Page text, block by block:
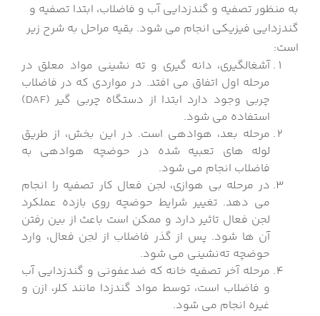
به منظور تصفیه و گندزدایی آب و فاضلاب، ابتدا تصفیه و
گندزدایی فیزیکی انجام می شود. بقیه مراحل به شرح زیر
است:
آشغالگیری، دانه گیری و ته نشینی مواد معلق در
مرحله اول اتفاق می افتد. در مواردی که در فاضلاب
چربی وجود دارد ابتدا از دستگاه چربی گیر (DAF)
استفاده می شود.
مرحله بعد، هوادهی است. در این بخش، از طریق
لوله های تعبیه شده در حوضچه هوادهی به
فاضلاب انجام می شود.
در مرحله بی هوازی، لجن فعال کار تصفیه را انجام
می دهد. تغییر شرایط حوضچه روی بازده عملکرد
لجن فعال تاثیر دارد و ممکن است باعث از بین رفتن
آن ها شود. پس از گذر فاضلاب از لجن فعال، وارد
حوضچه ته‌نشینی می شود.
مرحله آخر تصفیه خانه که ضدعفونی و گندزدایی آب
و فاضلاب است، توسط مواد گندزدا مانند کلر، ازن و
غیره انجام می شود.